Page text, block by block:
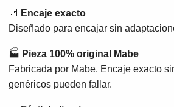
📐 Encaje exacto
Diseñado para encajar sin
🏭 Pieza 100% original Mabe
Fabricada por Mabe. Encaje exacto
genéricos pueden fallar.